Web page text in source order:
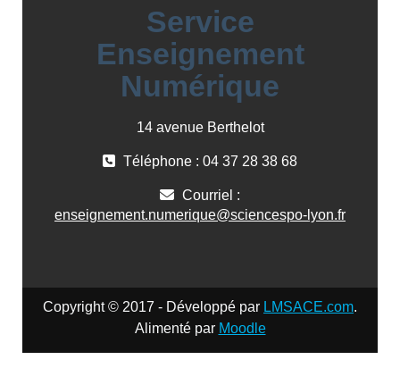
Service
Enseignement
Numérique
14 avenue Berthelot
Téléphone : 04 37 28 38 68
Courriel :
enseignement.numerique@sciencespo-lyon.fr
Copyright © 2017 - Développé par LMSACE.com.
Alimenté par Moodle